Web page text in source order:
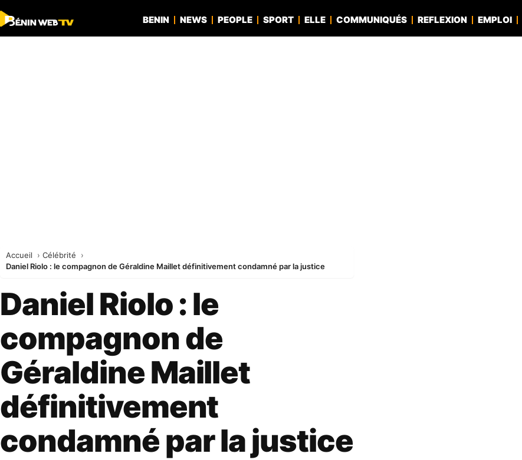
BENIN NEWS PEOPLE SPORT ELLE COMMUNIQUÉS REFLEXION EMPLOI
Accueil
Célébrité
Daniel Riolo : le compagnon de Géraldine Maillet définitivement condamné par la justice
Daniel Riolo : le
compagnon de
Géraldine Maillet
définitivement
condamné par la justice